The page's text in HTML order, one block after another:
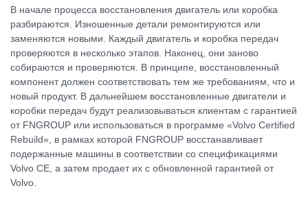
В начале процесса восстановления двигатель или коробка
разбираются. Изношенные детали ремонтируются или
заменяются новыми. Каждый двигатель и коробка передач
проверяются в несколько этапов. Наконец, они заново
собираются и проверяются. В принципе, восстановленный
компонент должен соответствовать тем же требованиям, что и
новый продукт. В дальнейшем восстановленные двигатели и
коробки передач будут реализовываться клиентам с гарантией
от FNGROUP или использоваться в программе «Volvo Certified
Rebuild», в рамках которой FNGROUP восстанавливает
подержанные машины в соответствии со спецификациями
Volvo CE, а затем продает их с обновленной гарантией от
Volvo.